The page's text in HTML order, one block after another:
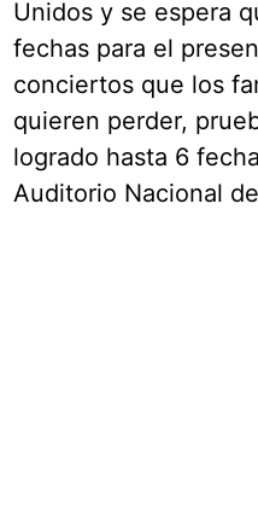
Unidos y se espera
fechas para el
conciertos que los
quieren perder,
logrado hasta 6
Auditorio Nacional